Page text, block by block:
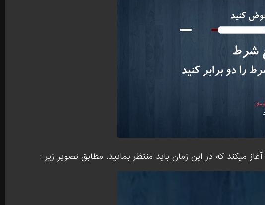
میکند که در این زمان باید منتظر بمانید. مطابق تصویر زیر :